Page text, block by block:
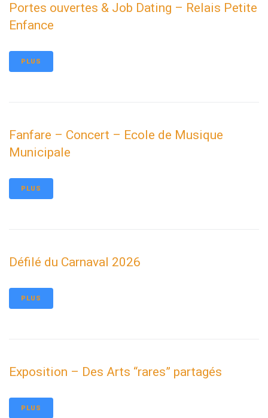
Portes ouvertes & Job Dating – Relais Petite
Enfance
PLUS
Fanfare – Concert – Ecole de Musique
Municipale
PLUS
Défilé du Carnaval 2026
PLUS
Exposition – Des Arts “rares” partagés
PLUS